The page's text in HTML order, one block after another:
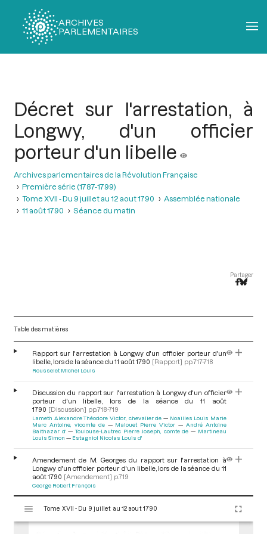
ARCHIVES
PARLEMENTAIRES
Décret sur l'arrestation, à
Longwy, d'un officier
porteur d'un libelle
Archives parlementaires de la Révolution Française
Première série (1787-1799)
Tome XVII - Du 9 juillet au 12 aout 1790
Assemblée nationale
11 août 1790
Séance du matin
Partager
Table des matières
Rapport sur l'arrestation à Longwy d'un officier porteur d'un
libelle, lors de la séance du 11 août 1790 [Rapport] pp.717-718
Rousselet Michel Louis
Discussion du rapport sur l'arrestation à Longwy d'un officier
porteur d'un libelle, lors de la séance du 11 août
1790 [Discussion] pp.718-719
Lameth Alexandre Théodore Victor, chevalier de
Noailles Louis Marie
Marc Antoine, vicomte de
Malouet Pierre Victor
André Antoine
Balthazar d'
Toulouse-Lautrec Pierre Joseph, comte de
Martineau
Louis Simon
Estagniol Nicolas Louis d'
Amendement de M. Georges du rapport sur l'arrestation à
Longwy d'un officier porteur d'un libelle, lors de la séance du 11
août 1790 [Amendement] p.719
George Robert François
Décret sur l'arrestation à Longwy d'un officier porteur d'un
s
Tome XVII - Du 9 juillet au 12 aout 1790